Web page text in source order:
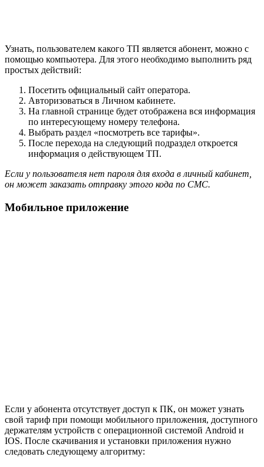
Узнать, пользователем какого ТП является абонент, можно с
помощью компьютера. Для этого необходимо выполнить ряд
простых действий:
Посетить официальный сайт оператора.
Авторизоваться в Личном кабинете.
На главной странице будет отображена вся информация
по интересующему номеру телефона.
Выбрать раздел «посмотреть все тарифы».
После перехода на следующий подраздел откроется
информация о действующем ТП.
Если у пользователя нет пароля для входа в личный кабинет,
он может заказать отправку этого кода по СМС.
Мобильное приложение
Если у абонента отсутствует доступ к ПК, он может узнать
свой тариф при помощи мобильного приложения, доступного
держателям устройств с операционной системой Android и
IOS. После скачивания и установки приложения нужно
следовать следующему алгоритму: